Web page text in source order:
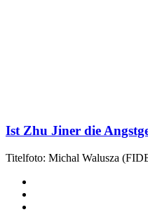
Ist Zhu Jiner die
Titelfoto: Michal Walusza